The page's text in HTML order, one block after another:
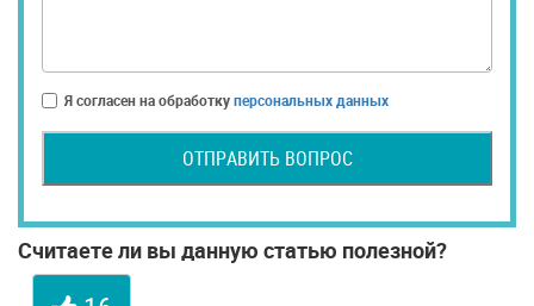
Я согласен на обработкуперсональных данных
ОТПРАВИТЬ ВОПРОС
Считаете ли вы данную статью полезной?